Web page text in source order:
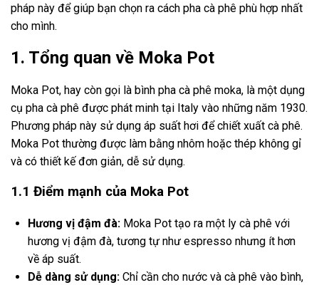
pháp này để giúp bạn chọn ra cách pha cà phê phù hợp nhất
cho mình.
1. Tổng quan về Moka Pot
Moka Pot, hay còn gọi là bình pha cà phê moka, là một dụng
cụ pha cà phê được phát minh tại Italy vào những năm 1930.
Phương pháp này sử dụng áp suất hơi để chiết xuất cà phê.
Moka Pot thường được làm bằng nhôm hoặc thép không gỉ
và có thiết kế đơn giản, dễ sử dụng.
1.1 Điểm mạnh của Moka Pot
Hương vị đậm đà: Moka Pot tạo ra một ly cà phê với
hương vị đậm đà, tương tự như espresso nhưng ít hơn
về áp suất.
Dễ dàng sử dụng: Chỉ cần cho nước và cà phê vào bình,